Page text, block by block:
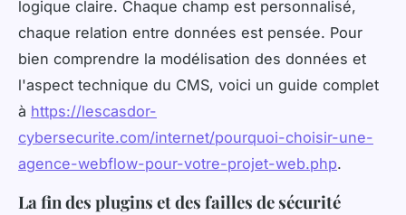
logique claire. Chaque champ est personnalisé,
chaque relation entre données est pensée. Pour
bien comprendre la modélisation des données et
l'aspect technique du CMS, voici un guide complet
à https://lescasdor-
cybersecurite.com/internet/pourquoi-choisir-une-
agence-webflow-pour-votre-projet-web.php.
La fin des plugins et des failles de sécurité